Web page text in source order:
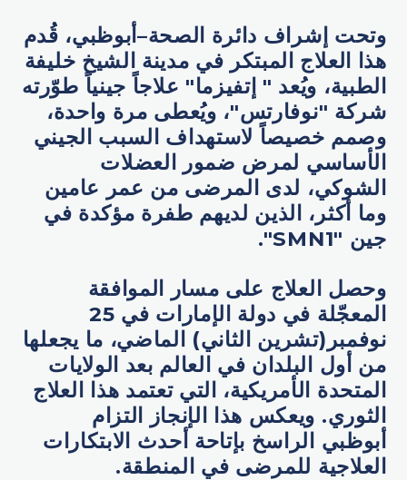
وتحت إشراف دائرة الصحة–أبوظبي، قُدم
هذا العلاج المبتكر في مدينة الشيخ خليفة
الطبية، ويُعد " إتفيزما" علاجاً جينياً طوّرته
شركة "نوفارتس"، ويُعطى مرة واحدة،
وصمم خصيصاً لاستهداف السبب الجيني
الأساسي لمرض ضمور العضلات
الشوكي، لدى المرضى من عمر عامين
وما أكثر، الذين لديهم طفرة مؤكدة في
جين "SMN1".
وحصل العلاج على مسار الموافقة
المعجّلة في دولة الإمارات في 25
نوفمبر(تشرين الثاني) الماضي، ما يجعلها
من أول البلدان في العالم بعد الولايات
المتحدة الأمريكية، التي تعتمد هذا العلاج
الثوري. ويعكس هذا الإنجاز التزام
أبوظبي الراسخ بإتاحة أحدث الابتكارات
العلاجية للمرضى في المنطقة.